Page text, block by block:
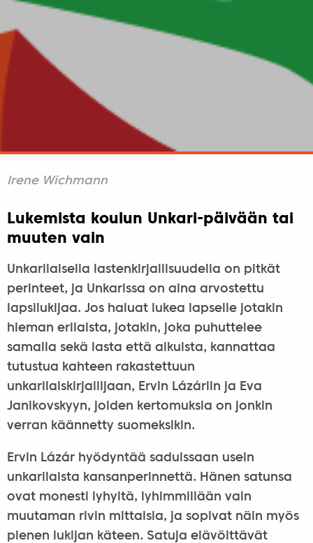
Irene Wichmann
Lukemista koulun Unkari-päivään tai
muuten vain
Unkarilaisella lastenkirjallisuudella on pitkät
perinteet, ja Unkarissa on aina arvostettu
lapsilukijaa. Jos haluat lukea lapselle jotakin
hieman erilaista, jotakin, joka puhuttelee
samalla sekä lasta että aikuista, kannattaa
tutustua kahteen rakastettuun
unkarilaiskirjailijaan, Ervin Lázáriin ja Eva
Janikovskyyn, joiden kertomuksia on jonkin
verran käännetty suomeksikin.
Ervin Lázár hyödyntää saduissaan usein
unkarilaista kansanperinnettä. Hänen satunsa
ovat monesti lyhyitä, lyhimmillään vain
muutaman rivin mittaisia, ja sopivat näin myös
pienen lukijan käteen. Satuja elävöittävät